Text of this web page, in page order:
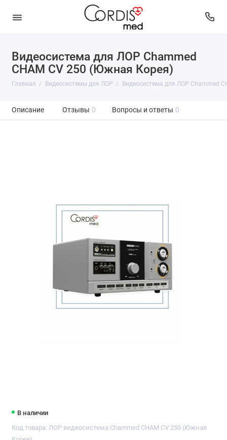
Видеосистема для ЛОР Chammed
CHAM CV 250 (Южная Корея)
Главная Видеосистемы для ЛОР Видеосистема для ЛОР Chammed
Описание Отзывы 0 Вопросы и ответы 0
В наличии
Код товара: ЛОР видеосистема Chammed CHAM CV 250 (Южная